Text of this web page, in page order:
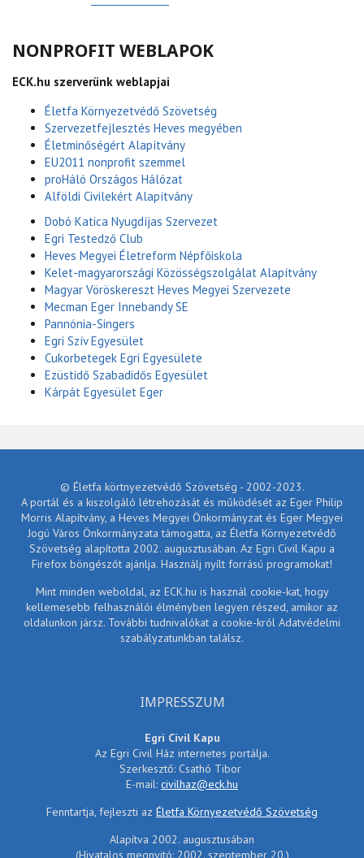
NONPROFIT WEBLAPOK
ECK.hu szerverünk weblapjai
Életfa Környezetvédő Szövetség
Szervezetfejlesztés Heves megyében
Életminőségért Alapítvány
EU2011 nonprofit szemmel
proHáló Országos Hálózat
Alföldi Civilekért Alapítvány
Dobó Katica Nyugdíjas Szervezet
Egri Testedző Club
Heves Megyei Életreform Népfőiskola
Kelet-magyarországi Közösségszolgálat Alapítvány
Magyar Vöröskereszt Heves Megyei Szervezete
Mecman Eger Innebandy SE
Pannónia-Singers
Egri Szív Egyesület
Cukorbetegek Egri Egyesülete
Ezüstidő Szabadidős Egyesület
Kárpát Egyesület Eger
© Életfa körtnyezetvédő Szövetség - 2002-2023.
A portál és a kiszolgáló létrehozását és működését az Eger Philip
Morris Alapítvány, a Heves Megyei Önkormányzat és Eger Megyei
Jogú Város Önkormányzata támogatta, az Életfa Környezetvédő
Szövetség alapította 2002. augusztusában. Az Egri Civil Kapu a
Firefox böngészőt ajánlja. Használj nyílt forrású programokat!
Mint minden weboldal, az ECK.hu is használ cookie-kat, hogy
kellemesebb felhasználói élményben legyen részed, amikor az
oldalunkon jársz. További tudnivalókat a cookie-król Adatvédelmi
szabályzatunkban találsz.
IMPRESSZUM
Egri Civil Kapu
Az Egri Civil Ház internetes portálja.
Szerkesztő: Csathó Tibor
E-mail: civilhaz@eck.hu
Fenntartja, fejleszti az Életfa Környezetvédő Szövetség
Alapítva 2002. augusztusában
(Hivatalos megnyitó: 2002. szeptember 20.)